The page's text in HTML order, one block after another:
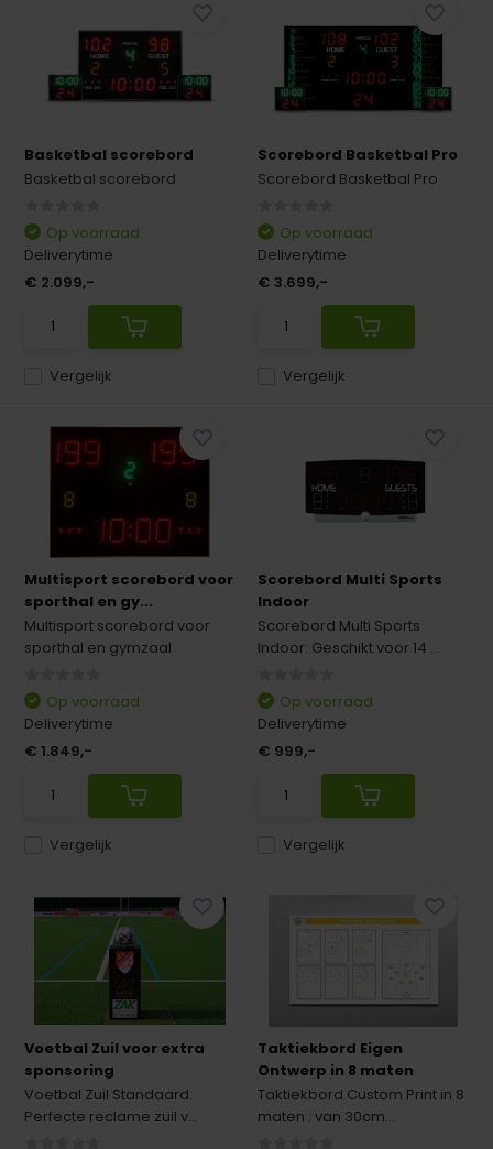
Basketbal scorebord
Basketbal scorebord
Vergelijk
Op voorraad
Deliverytime
€ 2.099,-
Scorebord Basketbal Pro
Scorebord Basketbal Pro
Vergelijk
Op voorraad
Deliverytime
€ 3.699,-
Multisport scorebord voor
sporthal en gy...
Multisport scorebord voor
sporthal en gymzaal
Vergelijk
Op voorraad
Deliverytime
€ 1.849,-
Scorebord Multi Sports
Indoor
Scorebord Multi Sports
Indoor: Geschikt voor 14 ...
Vergelijk
Op voorraad
Deliverytime
€ 999,-
Voetbal Zuil voor extra
sponsoring
Voetbal Zuil Standaard.
Perfecte reclame zuil v...
Taktiekbord Eigen
Ontwerp in 8 maten
Taktiekbord Custom Print in 8
maten : van 30cm...